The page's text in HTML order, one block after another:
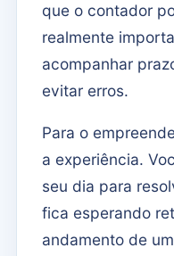
que o contador
realmente
acompanhar
evitar erros.
Para o
a experiência.
seu dia para
fica esperando
andamento de